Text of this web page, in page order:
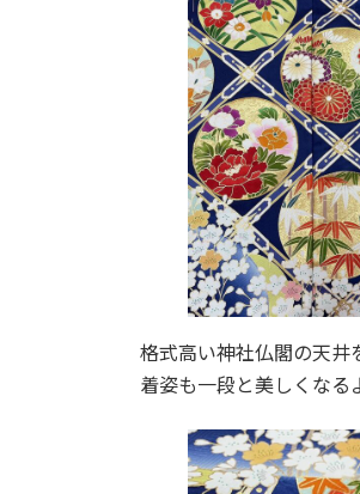
格式高い神社仏閣の天井
着姿も一段と美しくなる